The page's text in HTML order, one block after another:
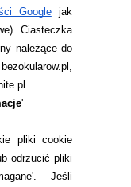
Googlejak
). Ciasteczka
należące do
'
pliki cookie
odrzucić pliki
Jeśli